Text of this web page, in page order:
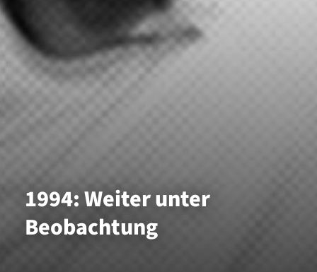
1994: Weiter unter
Beobachtung